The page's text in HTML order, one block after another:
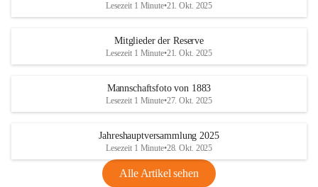
a
Lesezeit 1 Minute•21. Okt. 2025
Mitglieder der Reserve
Lesezeit 1 Minute•21. Okt. 2025
Mannschaftsfoto von 1883
Lesezeit 1 Minute•27. Okt. 2025
Jahreshauptversammlung 2025
Lesezeit 1 Minute•28. Okt. 2025
Alle Artikel sehen